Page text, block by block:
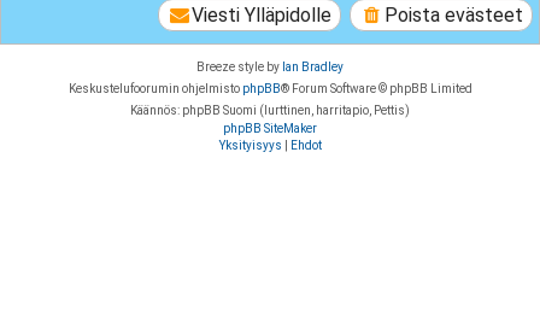
Poista evästeet
Viesti Ylläpidolle
Breeze style by Ian Bradley
Keskustelufoorumin ohjelmisto phpBB® Forum Software © phpBB Limited
Käännös: phpBB Suomi (lurttinen, harritapio, Pettis)
phpBB SiteMaker
Yksityisyys
Ehdot